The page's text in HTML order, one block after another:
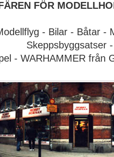
FÖR
- Bilar - Båtar -
Skeppsbyggsatser
- WARHAMMER från